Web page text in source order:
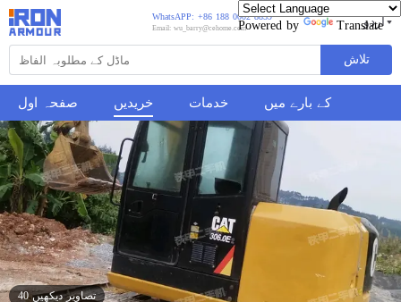
Powered by Translate
تلاش
WhatsAPP: +86 188 0002 8859
Email: wu_barry@cehome.com اردو
صفحہ اول خریدیں خدمات کے بارے میں
40 تصاویر دیکھیں